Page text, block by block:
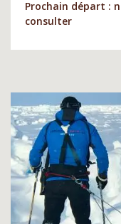
Prochain départ :
consulter